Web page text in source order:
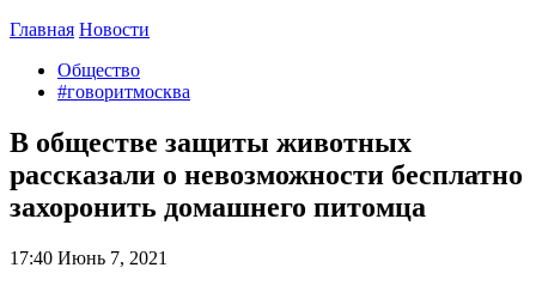
Главная Новости
Общество
#говоритмосква
В обществе защиты животных
рассказали о невозможности бесплатно
захоронить домашнего питомца
17:40 Июнь 7, 2021